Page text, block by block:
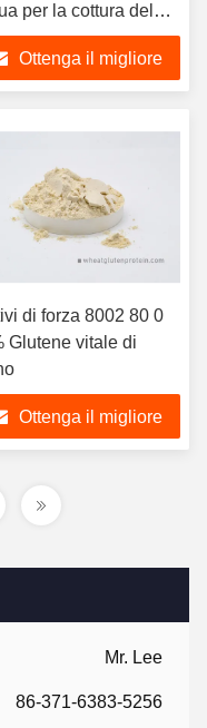
Mr. Lee
86-371-6383-5256
per la cottura del
Ottenga il migliore
di forza 8002 80 0
Glutene vitale di
Ottenga il migliore